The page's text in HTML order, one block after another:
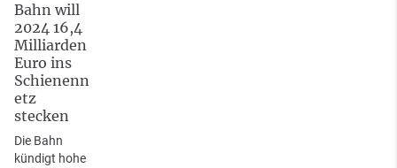
Bahn will
2024 16,4
Milliarden
Euro ins
Schienenn
etz
stecken
Die Bahn
kündigt hohe